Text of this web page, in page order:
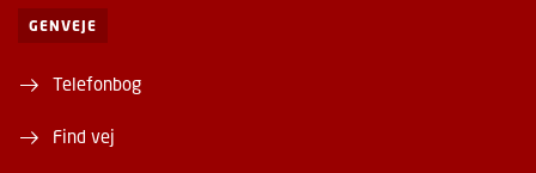
GENVEJE
Telefonbog
Find vej